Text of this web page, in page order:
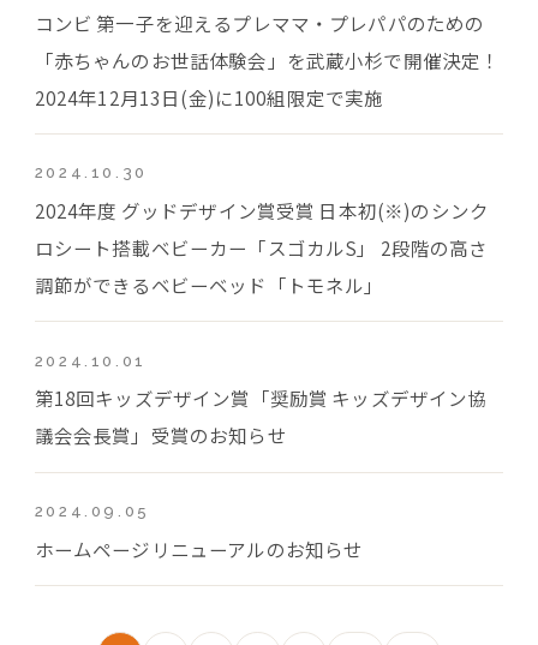
コンビ 第一子を迎えるプレママ・プレパパのための
「赤ちゃんのお世話体験会」を武蔵小杉で開催決定！
2024年12月13日(金)に100組限定で実施
2024.10.30
2024年度 グッドデザイン賞受賞 日本初(※)のシンク
ロシート搭載ベビーカー「スゴカルS」 2段階の高さ
調節ができるベビーベッド「トモネル」
2024.10.01
第18回キッズデザイン賞「奨励賞 キッズデザイン協
議会会長賞」受賞のお知らせ
2024.09.05
ホームページリニューアルのお知らせ